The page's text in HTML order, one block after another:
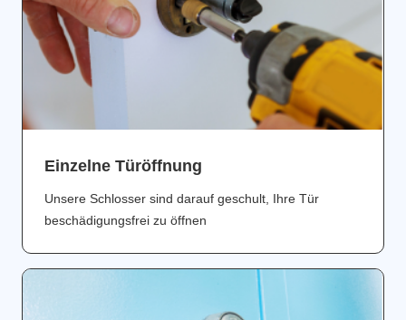
Einzelne Türöffnung
Unsere Schlosser sind darauf geschult, Ihre Tür
beschädigungsfrei zu öffnen